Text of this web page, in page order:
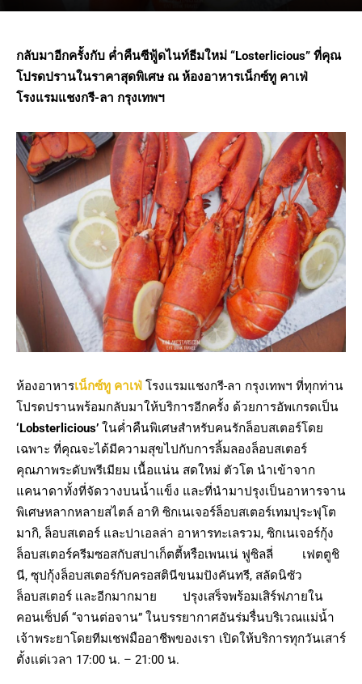
กลับมาอีกครั้งกับ ค่ำคืนซีฟู้ดไนท์ธีมใหม่ “Losterlicious” ที่คุณ
โปรดปรานในราคาสุดพิเศษ ณ ห้องอาหารเน็กซ์ทู คาเฟ่
โรงแรมแชงกรี-ลา กรุงเทพฯ
ห้องอาหารเน็กซ์ทู คาเฟ่ โรงแรมแชงกรี-ลา กรุงเทพฯ ที่ทุกท่าน
โปรดปรานพร้อมกลับมาให้บริการอีกครั้ง ด้วยการอัพเกรดเป็น
‘Lobsterlicious’ ในค่ำคืนพิเศษสำหรับคนรักล็อบสเตอร์โดย
เฉพาะ ที่คุณจะได้มีความสุขไปกับการลิ้มลองล็อบสเตอร์
คุณภาพระดับพรีเมียม เนื้อแน่น สดใหม่ ตัวโต นำเข้าจาก
แคนาดาทั้งที่จัดวางบนน้ำแข็ง และที่นำมาปรุงเป็นอาหารจาน
พิเศษหลากหลายสไตล์ อาทิ ซิกเนเจอร์ล็อบสเตอร์เทมปุระฟุโต
มากิ, ล็อบสเตอร์ และปาเอลล่า อาหารทะเลรวม, ซิกเนเจอร์กุ้ง
ล็อบสเตอร์ครีมซอสกับสปาเก็ตตี้หรือเพนเน่ ฟูซิลลี่ เฟตตูชิ
นี, ซุปกุ้งล็อบสเตอร์กับครอสตินีขนมปังคันทรี, สลัดนิซัว
ล็อบสเตอร์ และอีกมากมาย ปรุงเสร็จพร้อมเสิร์ฟภายใน
คอนเซ็ปต์ “จานต่อจาน” ในบรรยากาศอันร่มรื่นบริเวณแม่น้ำ
เจ้าพระยาโดยทีมเชฟมืออาชีพของเรา เปิดให้บริการทุกวันเสาร์
ตั้งเเต่เวลา 17:00 น. – 21:00 น.